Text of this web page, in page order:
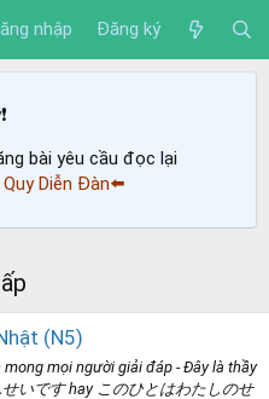
nhập Đăng ký
❗️
bài yêu cầu đọc lại
Diễn Đàn⬅️
(N5)
mọi người giải đáp - Đây là thầy
いです hay このひとはわたしのせ